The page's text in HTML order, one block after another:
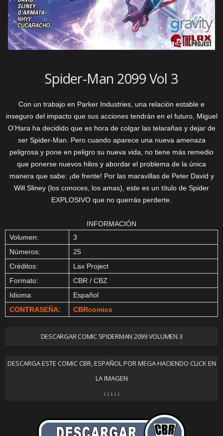
Spider-Man 2099 Vol 3
Con un trabajo en Parker Industries, una relación estable e
inseguro del impacto que sus acciones tendrán en el futuro, Miguel
O’Hara ha decidido que es hora de colgar las telarañas y dejar de
ser Spider-Man. Pero cuando aparece una nueva amenaza
peligrosa y pone en peligro su nueva vida, no tiene más remedio
que ponerse nuevos hilos y abordar el problema de la única
manera que sabe: ¡de frente! Por las maravillas de Peter David y
Will Sliney (los conoces, los amas), este es un título de Spider
EXPLOSIVO que no querrás perderte.
INFORMACIÓN
Volumen:
3
Números:
25
Créditos:
Lax Project
Formato:
CBR / CBZ
Idioma:
Español
CONTRASEÑA:
CBRcomics
DESCARGAR COMIC SPIDERMAN 2099 VOLUMEN 3
DESCARGA ESTE COMIC CBR, ESPAÑOL POR MEGA HACIENDO CLICK EN
LA IMAGEN
↓↓↓↓↓